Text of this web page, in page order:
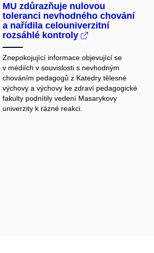
MU zdůrazňuje nulovou
toleranci nevhodného chování
a nařídila celouniverzitní
rozsáhlé kontroly
Znepokojující informace objevující se
v médiích v souvislosti s nevhodným
chováním pedagogů z Katedry tělesné
výchovy a výchovy ke zdraví pedagogické
fakulty podnítily vedení Masarykovy
univerzity k rázné reakci.